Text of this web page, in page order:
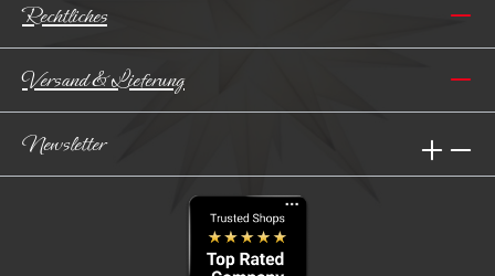
Rechtliches
Versand & Lieferung
Newsletter